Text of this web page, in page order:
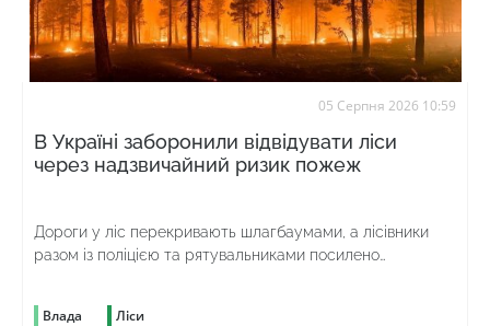
05 Серпня 2026 10:59
В Україні заборонили відвідувати ліси
через надзвичайний ризик пожеж
Дороги у ліс перекривають шлагбаумами, а лісівники
разом із поліцією та рятувальниками посилено
Влада Ліси